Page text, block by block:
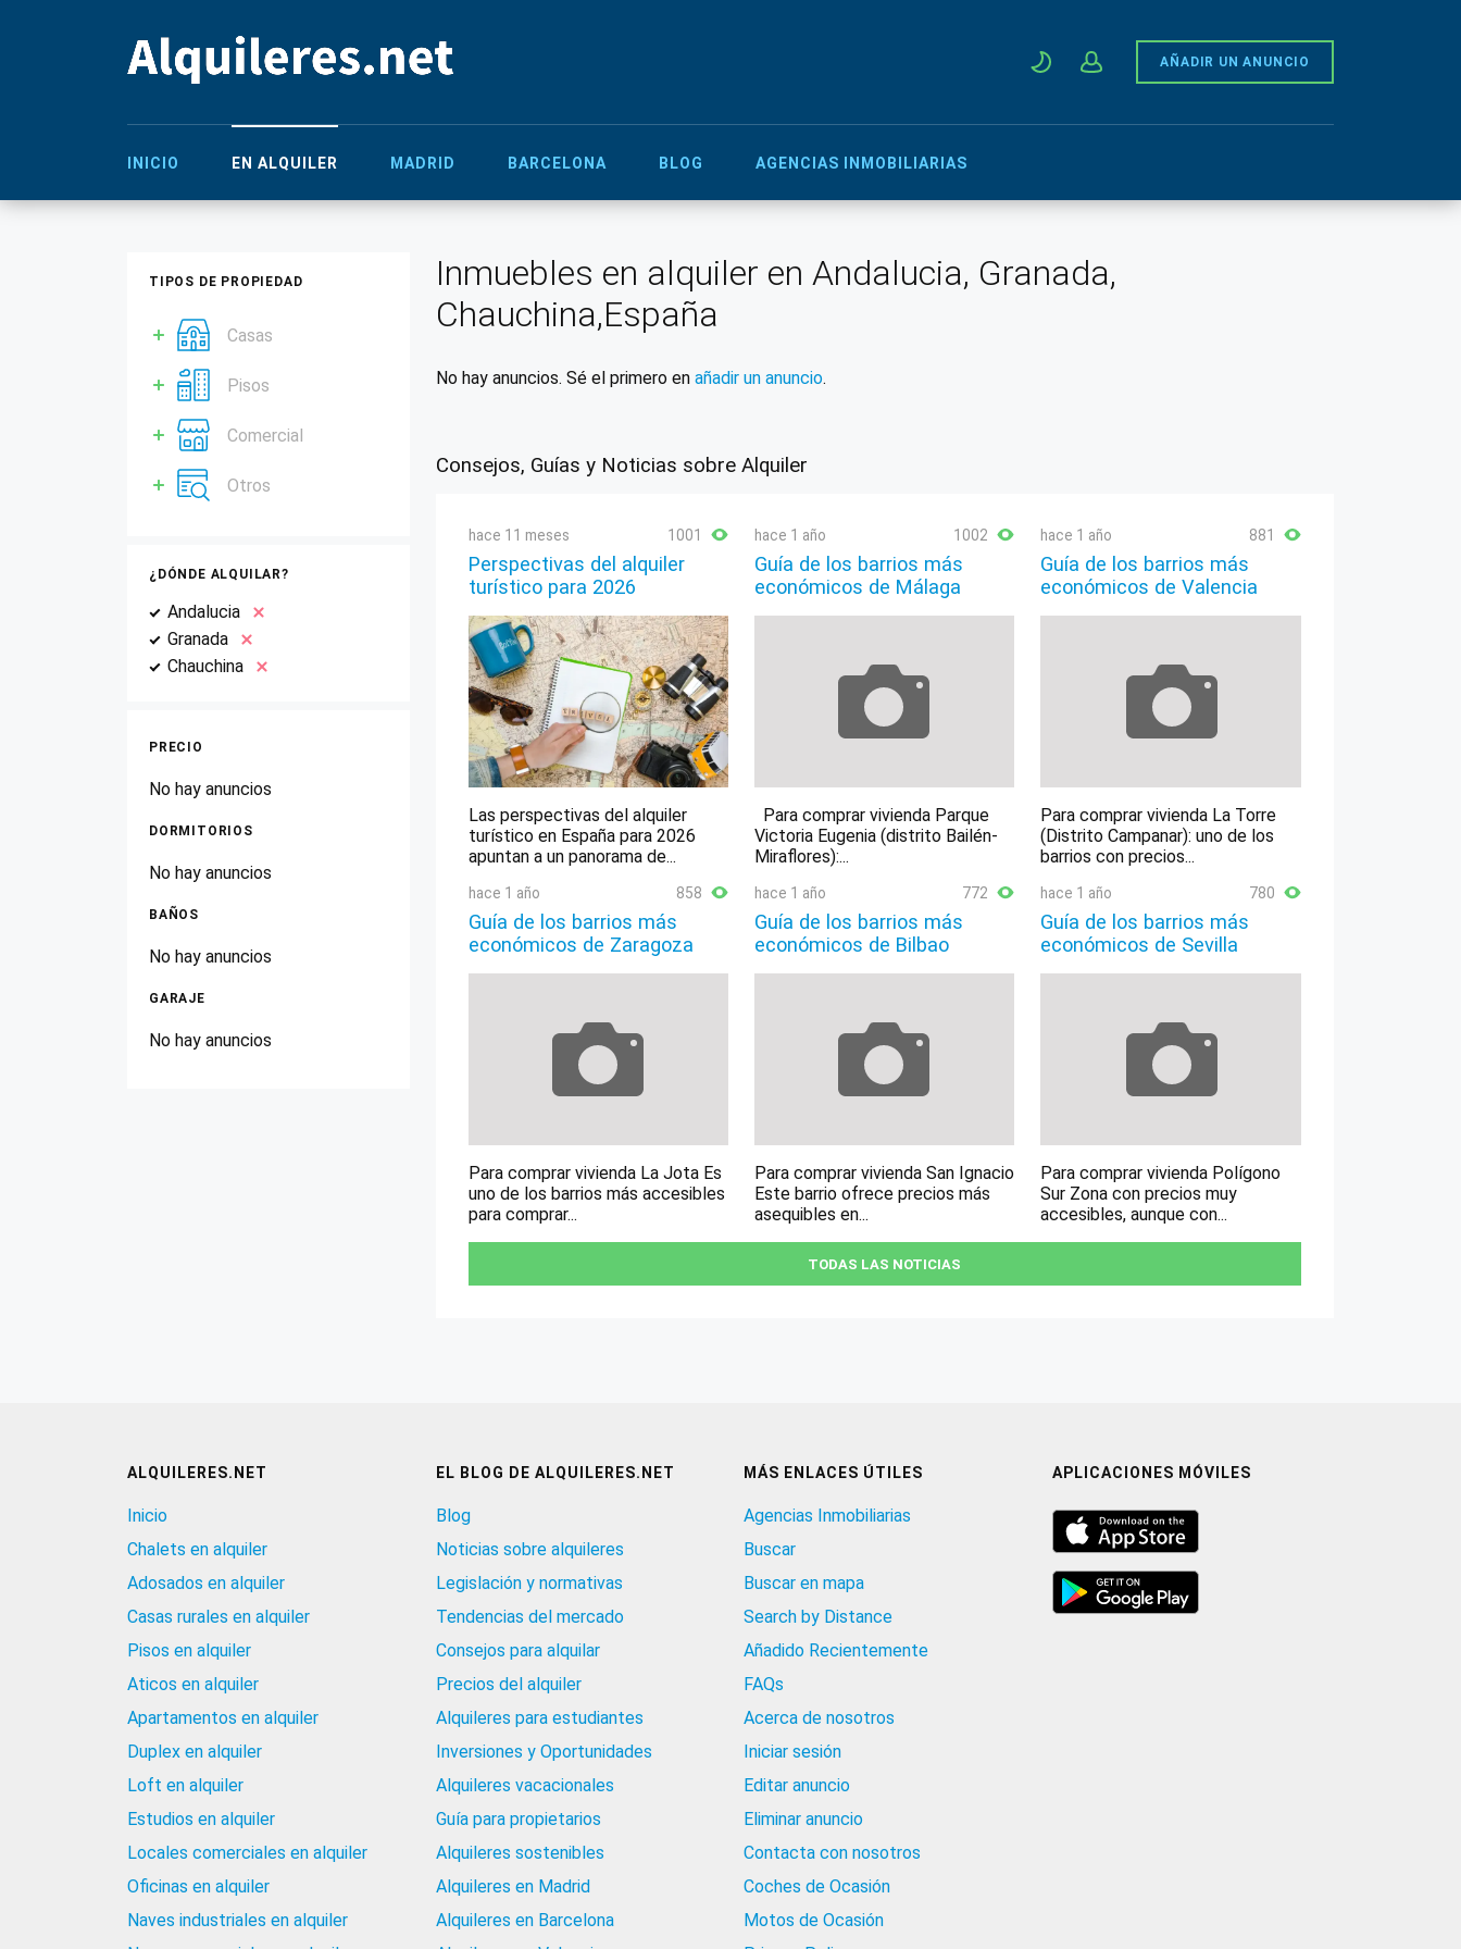
AÑADIR UN ANUNCIO
INICIO EN ALQUILER MADRID BARCELONA BLOG AGENCIAS INMOBILIARIAS
TIPOS DE PROPIEDAD
Casas
Pisos
Comercial
Otros
¿DÓNDE ALQUILAR?
Andalucia
Granada
Chauchina
PRECIO
No hay anuncios
DORMITORIOS
No hay anuncios
BAÑOS
No hay anuncios
GARAJE
No hay anuncios
Inmuebles en alquiler en Andalucia, Granada,
Chauchina,España
No hay anuncios. Sé el primero en añadir un anuncio.
Consejos, Guías y Noticias sobre Alquiler
hace 11 meses 1001
Perspectivas del alquiler
turístico para 2026
Las perspectivas del alquiler
turístico en España para 2026
apuntan a un panorama de...
hace 1 año 1002
Guía de los barrios más
económicos de Málaga
Para comprar vivienda Parque
Victoria Eugenia (distrito Bailén-
Miraflores):...
hace 1 año 881
Guía de los barrios más
económicos de Valencia
Para comprar vivienda La Torre
(Distrito Campanar): uno de los
barrios con precios...
hace 1 año 858
Guía de los barrios más
económicos de Zaragoza
Para comprar vivienda La Jota Es
uno de los barrios más accesibles
para comprar...
hace 1 año 772
Guía de los barrios más
económicos de Bilbao
Para comprar vivienda San Ignacio
Este barrio ofrece precios más
asequibles en...
hace 1 año 780
Guía de los barrios más
económicos de Sevilla
Para comprar vivienda Polígono
Sur Zona con precios muy
accesibles, aunque con...
TODAS LAS NOTICIAS
ALQUILERES.NET
Inicio
Chalets en alquiler
Adosados en alquiler
Casas rurales en alquiler
Pisos en alquiler
Aticos en alquiler
Apartamentos en alquiler
Duplex en alquiler
Loft en alquiler
Estudios en alquiler
Locales comerciales en alquiler
Oficinas en alquiler
Naves industriales en alquiler
EL BLOG DE ALQUILERES.NET
Blog
Noticias sobre alquileres
Legislación y normativas
Tendencias del mercado
Consejos para alquilar
Precios del alquiler
Alquileres para estudiantes
Inversiones y Oportunidades
Alquileres vacacionales
Guía para propietarios
Alquileres sostenibles
Alquileres en Madrid
Alquileres en Barcelona
MÁS ENLACES ÚTILES
Agencias Inmobiliarias
Buscar
Buscar en mapa
Search by Distance
Añadido Recientemente
FAQs
Acerca de nosotros
Iniciar sesión
Editar anuncio
Eliminar anuncio
Contacta con nosotros
Coches de Ocasión
Motos de Ocasión
APLICACIONES MÓVILES